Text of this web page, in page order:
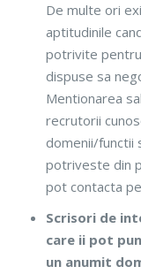
De multe ori
aptitudinile
potrivite
dispuse sa
Mentionarea
recrutorii
domenii/functii
potriveste din
pot contacta
Scrisori de
care ii pot
un anumit